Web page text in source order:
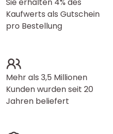
Kaufwerts als Gutschein
pro Bestellung
Mehr als 3,5 Millionen
Kunden wurden seit 20
Jahren beliefert